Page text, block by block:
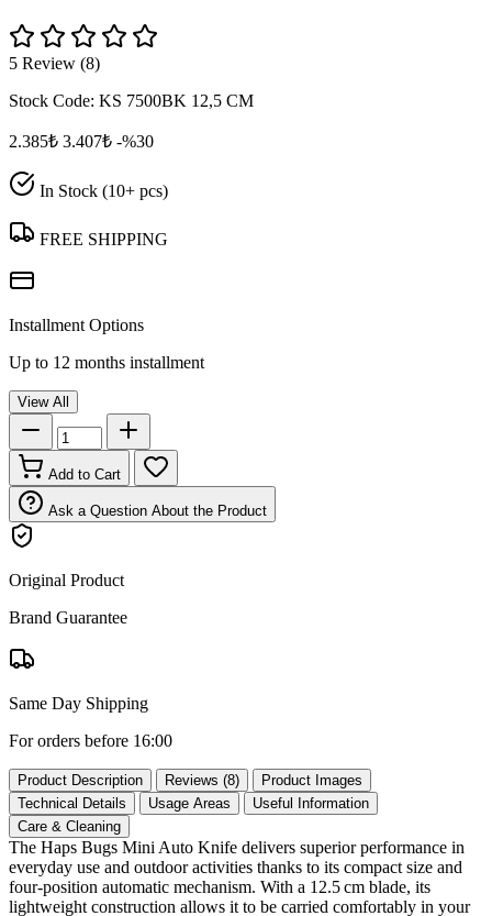
5 Review (8)
Stock Code: KS 7500BK 12,5 CM
2.385₺ 3.407₺ -%30
In Stock (10+ pcs)
FREE SHIPPING
Installment Options
Up to 12 months installment
View All
Add to Cart
Ask a Question About the Product
Original Product
Brand Guarantee
Same Day Shipping
For orders before 16:00
Product Description Reviews (8)
Product Images
Technical Details
Usage Areas
Useful Information
Care & Cleaning
The Haps Bugs Mini Auto Knife delivers superior performance in
everyday use and outdoor activities thanks to its compact size and
four‑position automatic mechanism. With a 12.5 cm blade, its
lightweight construction allows it to be carried comfortably in your